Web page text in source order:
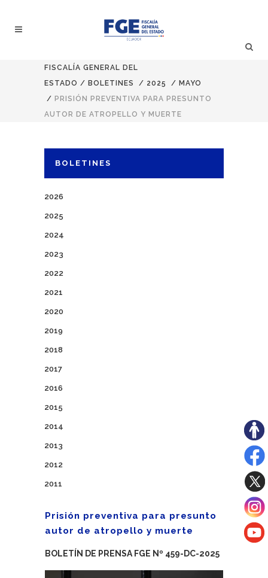
FISCALÍA GENERAL DEL
ESTADO / BOLETINES / 2025 / MAYO
/ PRISIÓN PREVENTIVA PARA PRESUNTO
AUTOR DE ATROPELLO Y MUERTE
BOLETINES
2026
2025
2024
2023
2022
2021
2020
2019
2018
2017
2016
2015
2014
2013
2012
2011
Prisión preventiva para presunto
autor de atropello y muerte
BOLETÍN DE PRENSA FGE Nº 459-DC-2025